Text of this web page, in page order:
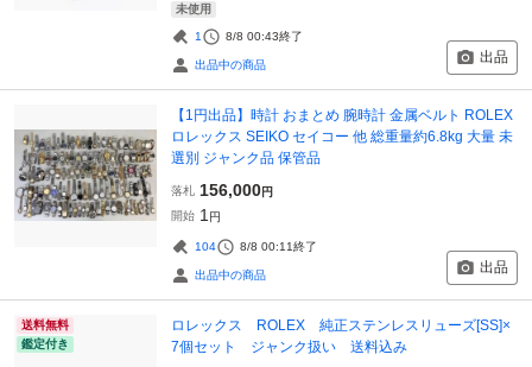
未使用
1 8/8 00:43終了
出品中の商品 出品
【1円出品】時計 おまとめ 腕時計 金属ベルト ROLEX
ロレックス SEIKO セイコー 他 総重量約6.8kg 大量 未
選別 ジャンク品 保管品
落札 156,000円
開始 1 円
104 8/8 00:11終了
出品中の商品 出品
送料無料
鑑定付き
ロレックス ROLEX 純正ステンレスリューズ[SS]×
7個セット ジャンク扱い 送料込み